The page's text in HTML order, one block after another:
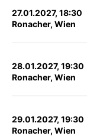
27.01.2027, 18:30
Ronacher, Wien
28.01.2027, 19:30
Ronacher, Wien
29.01.2027, 19:30
Ronacher, Wien